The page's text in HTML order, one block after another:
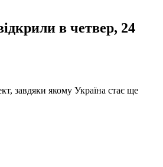
в четвер, 24
завдяки якому Україна стає ще